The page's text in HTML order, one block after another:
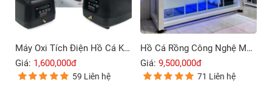
Máy Oxi Tích Điện Hồ Cá Koi Rissee ACD-30B – 80B
Giá: 1,600,000đ
59 Liên hệ
Hồ Cá Rồng Công Nghệ Mới 4 Lớp Đáy
Giá: 9,500,000đ
71 Liên hệ